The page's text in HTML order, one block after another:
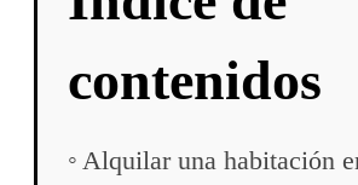
contenidos
Alquilar una habitación